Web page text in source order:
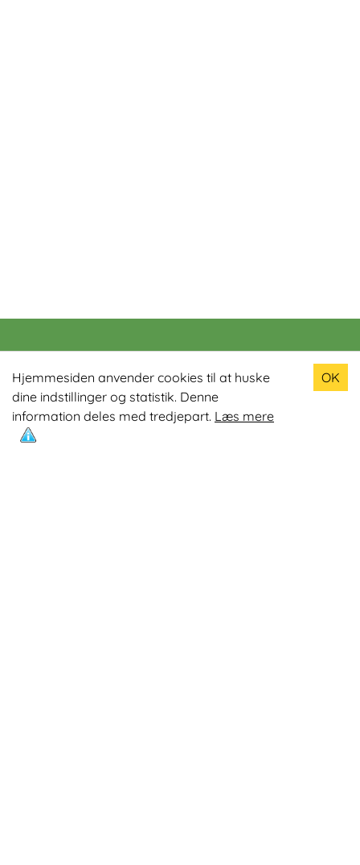
Hjemmesiden anvender cookies til at huske
dine indstillinger og statistik. Denne
information deles med tredjepart. Læs mere
OK
Populære produkter
Odin R900 Romaskine
Odin S900 Spinningcykel